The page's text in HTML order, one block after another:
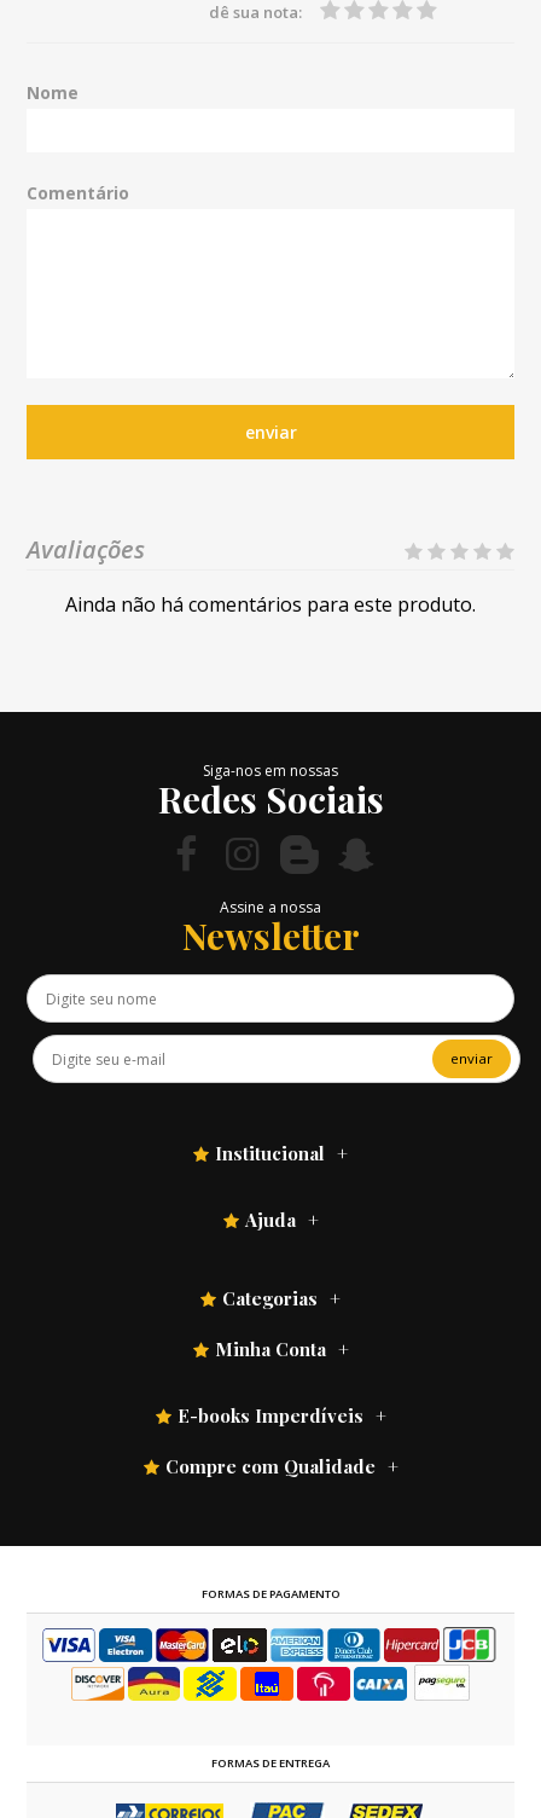
dê sua nota:
Nome
Comentário
enviar
Avaliações
Ainda não há comentários para este produto.
Siga-nos em nossas
Redes Sociais
Assine a nossa
Newsletter
enviar
Institucional
Ajuda
Categorias
Minha Conta
E-books Imperdíveis
Compre com Qualidade
FORMAS DE PAGAMENTO
FORMAS DE ENTREGA